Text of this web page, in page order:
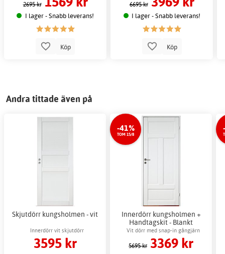
2695 kr
I lager - Snabb leverans!
Köp
6695 kr
I lager - Snabb leverans!
Köp
Andra tittade även på
Skjutdörr kungsholmen - vit
Innerdörr vit skjutdörr
3595 kr
-41%
TOM 15/8
Innerdörr kungsholmen +
Handtagskit - Blankt
Vit dörr med snap-in gångjärn
5695 kr 3369 kr